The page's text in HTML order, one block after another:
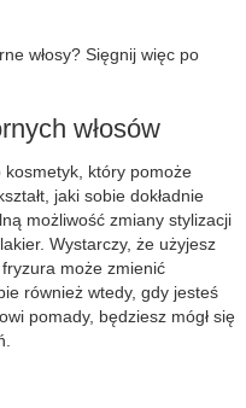
włosy? Sięgnij więc po
włosów
który pomoże
jaki sobie dokładnie
możliwość zmiany stylizacji
Wystarczy, że użyjesz
może zmienić
również wtedy, gdy jesteś
pomady, będziesz mógł się